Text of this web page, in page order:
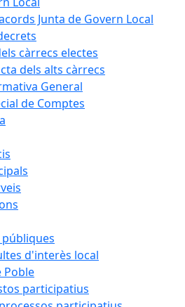
Junta de Govern Local
càrrecs electes
dels alts càrrecs
General
de Comptes
d'interès local
Poble
participatius